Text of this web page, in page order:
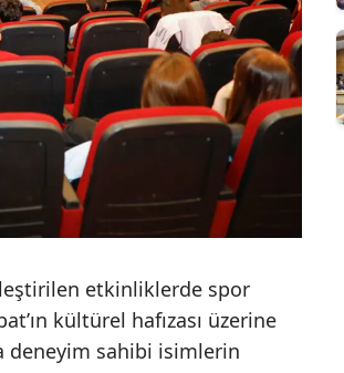
Manisa
Kahramanmaraş
Mardin
Muğla
Muş
Niğde
Ordu
etkinliklerde spor
kültürel hafızası üzerine
deneyim sahibi isimlerin